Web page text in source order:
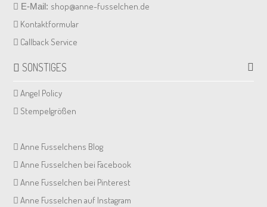
E-Mail: shop@anne-fusselchen.de
Kontaktformular
Callback Service
SONSTIGES
Angel Policy
Stempelgrößen
Anne Fusselchens Blog
Anne Fusselchen bei Facebook
Anne Fusselchen bei Pinterest
Anne Fusselchen auf Instagram